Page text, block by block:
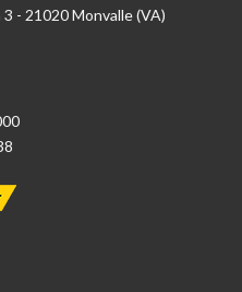
- 21020 Monvalle (VA)